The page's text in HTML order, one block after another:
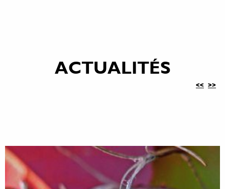
ACTUALITÉS
<< >>